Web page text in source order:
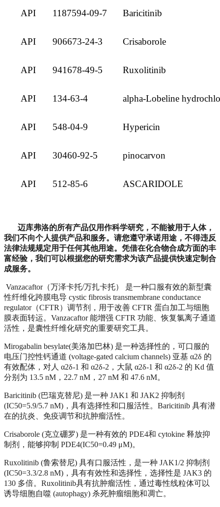
API 1187594-09-7 Baricitinib
API 906673-24-3 Crisaborole
API 941678-49-5 Ruxolitinib
API 134-63-4 alpha-Lobeline
API 548-04-9 Hypericin
API 30460-92-5 pinocarvon
API 512-85-6 ASCARIDOLE
迈库弗洛的所有产品仅用作科学研究，不能被用于人体，
我们不向个人提供产品和服务。请您遵守承诺用途，不得违反
法律法规规定用于任何其他用途。凭借在化合物合成方面的丰
富经验，我们可以根据您的研究需求为该产品提供快速定制合
成服务。
Vanzacaftor （万泽卡托/万扎卡托）
是一种口服有效的新型囊
性纤维化跨膜电导 cystic fibrosis transmembrane conductance
regulator（CFTR）调节剂，用于改善 CFTR 蛋白加工与细胞
膜表面转运。Vanzacaftor 能增强 CFTR 功能、恢复氯离子通道
活性，是囊性纤维化研究的重要研究工具。
Mirogabalin besylate(美洛加巴林) 是一种选择性的，可口服的
电压门控性钙通道 (voltage-gated calcium channels) 亚基 α2δ 的
有效配体，对人 α2δ-1 和 α2δ-2，大鼠 α2δ-1 和 α2δ-2 的 Kd 值
分别为 13.5 nM，22.7 nM，27 nM 和 47.6 nM。
Baricitinib (巴瑞克替尼) 是一种 JAK1 和 JAK2 抑制剂
(IC50=5.9/5.7 nM)，具有选择性和口服活性。Baricitinib 具有潜
在的抗炎、免疫调节和抗肿瘤活性。
Crisaborole (克立硼罗) 是一种有效的 PDE4和 cytokine 释放抑
制剂，能够抑制 PDE4(IC50=0.49 μM)。
Ruxolitinib (鲁索替尼) 具有口服活性 ， 是一种 JAK1/2 抑制剂
(IC50=3.3/2.8 nM)，具有有效性和选择性 ，选择性是 JAK3 的
130 多倍。 Ruxolitinib具有抗肿瘤活性， 通过毒性线粒体可以
诱导细胞自噬 (autophagy) 杀死肿瘤细胞和凋亡。